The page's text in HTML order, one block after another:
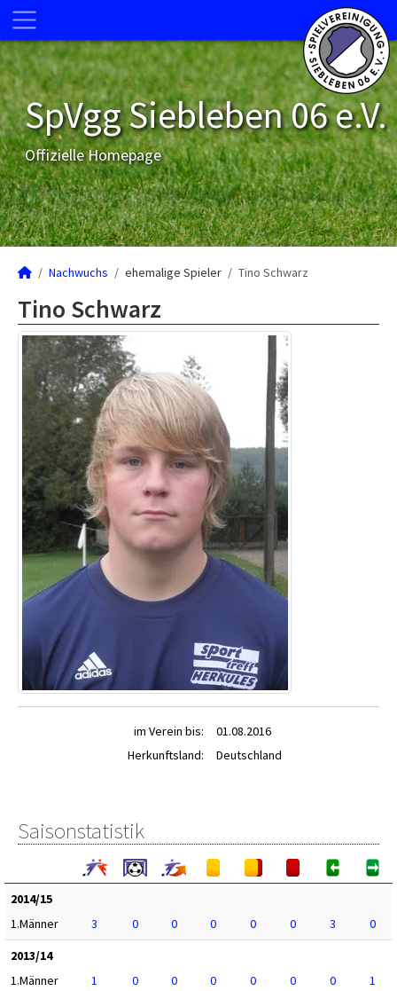
SpVgg Siebleben 06 e.V.
Offizielle Homepage
Nachwuchs ehemalige Spieler Tino Schwarz
Tino Schwarz
im Verein bis:
01.08.2016
Herkunftsland:
Deutschland
Saisonstatistik
2014/15
1.Männer
3 0 0 0 0 0 3
0
2013/14
1.Männer
1 0 0 0 0 0 0
1